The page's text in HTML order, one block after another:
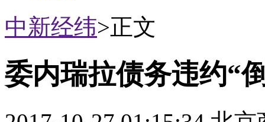
中新经纬>正文
委内瑞拉债务违约“